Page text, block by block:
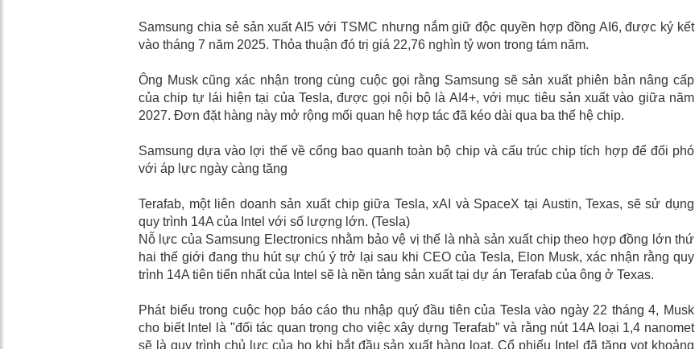
Samsung chia sẻ sản xuất AI5 với TSMC nhưng nắm giữ độc quyền hợp đồng AI6, được ký kết
vào tháng 7 năm 2025. Thỏa thuận đó trị giá 22,76 nghìn tỷ won trong tám năm.
Ông Musk cũng xác nhận trong cùng cuộc gọi rằng Samsung sẽ sản xuất phiên bản nâng cấp
của chip tự lái hiện tại của Tesla, được gọi nội bộ là AI4+, với mục tiêu sản xuất vào giữa năm
2027. Đơn đặt hàng này mở rộng mối quan hệ hợp tác đã kéo dài qua ba thế hệ chip.
Samsung dựa vào lợi thế về cổng bao quanh toàn bộ chip và cấu trúc chip tích hợp để đối phó
với áp lực ngày càng tăng
Terafab, một liên doanh sản xuất chip giữa Tesla, xAI và SpaceX tại Austin, Texas, sẽ sử dụng
quy trình 14A của Intel với số lượng lớn. (Tesla)
Nỗ lực của Samsung Electronics nhằm bảo vệ vị thế là nhà sản xuất chip theo hợp đồng lớn thứ
hai thế giới đang thu hút sự chú ý trở lại sau khi CEO của Tesla, Elon Musk, xác nhận rằng quy
trình 14A tiên tiến nhất của Intel sẽ là nền tảng sản xuất tại dự án Terafab của ông ở Texas.
Phát biểu trong cuộc họp báo cáo thu nhập quý đầu tiên của Tesla vào ngày 22 tháng 4, Musk
cho biết Intel là "đối tác quan trọng cho việc xây dựng Terafab" và rằng nút 14A loại 1,4 nanomet
sẽ là quy trình chủ lực của họ khi bắt đầu sản xuất hàng loạt. Cổ phiếu Intel đã tăng vọt khoảng